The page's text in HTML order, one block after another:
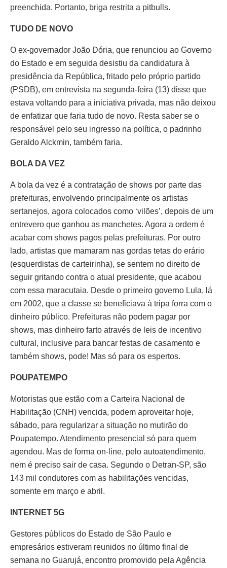
preenchida. Portanto, briga restrita a pitbulls.
TUDO DE NOVO
O ex-governador João Dória, que renunciou ao Governo
do Estado e em seguida desistiu da candidatura à
presidência da República, fritado pelo próprio partido
(PSDB), em entrevista na segunda-feira (13) disse que
estava voltando para a iniciativa privada, mas não deixou
de enfatizar que faria tudo de novo. Resta saber se o
responsável pelo seu ingresso na política, o padrinho
Geraldo Alckmin, também faria.
BOLA DA VEZ
A bola da vez é a contratação de shows por parte das
prefeituras, envolvendo principalmente os artistas
sertanejos, agora colocados como ‘vilões’, depois de um
entrevero que ganhou as manchetes. Agora a ordem é
acabar com shows pagos pelas prefeituras. Por outro
lado, artistas que mamaram nas gordas tetas do erário
(esquerdistas de carteirinha), se sentem no direito de
seguir gritando contra o atual presidente, que acabou
com essa maracutaia. Desde o primeiro governo Lula, lá
em 2002, que a classe se beneficiava à tripa forra com o
dinheiro público. Prefeituras não podem pagar por
shows, mas dinheiro farto através de leis de incentivo
cultural, inclusive para bancar festas de casamento e
também shows, pode! Mas só para os espertos.
POUPATEMPO
Motoristas que estão com a Carteira Nacional de
Habilitação (CNH) vencida, podem aproveitar hoje,
sábado, para regularizar a situação no mutirão do
Poupatempo. Atendimento presencial só para quem
agendou. Mas de forma on-line, pelo autoatendimento,
nem é preciso sair de casa. Segundo o Detran-SP, são
143 mil condutores com as habilitações vencidas,
somente em março e abril.
INTERNET 5G
Gestores públicos do Estado de São Paulo e
empresários estiveram reunidos no último final de
semana no Guarujá, encontro promovido pela Agência